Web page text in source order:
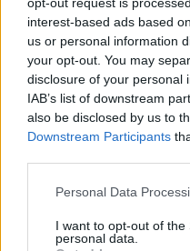
interest-based ads based
us or personal information
your opt-out. You may
disclosure of your personal
IAB’s list of downstream
also be disclosed by us to
Downstream Participants
Personal Data
I want to opt-out of the
personal data.
Restate sintonizzati, siate
questo Sabato il filtro Salt.
CONDIVIDI QUESTO ARTICOLO:
X Mastodon
WhatsApp